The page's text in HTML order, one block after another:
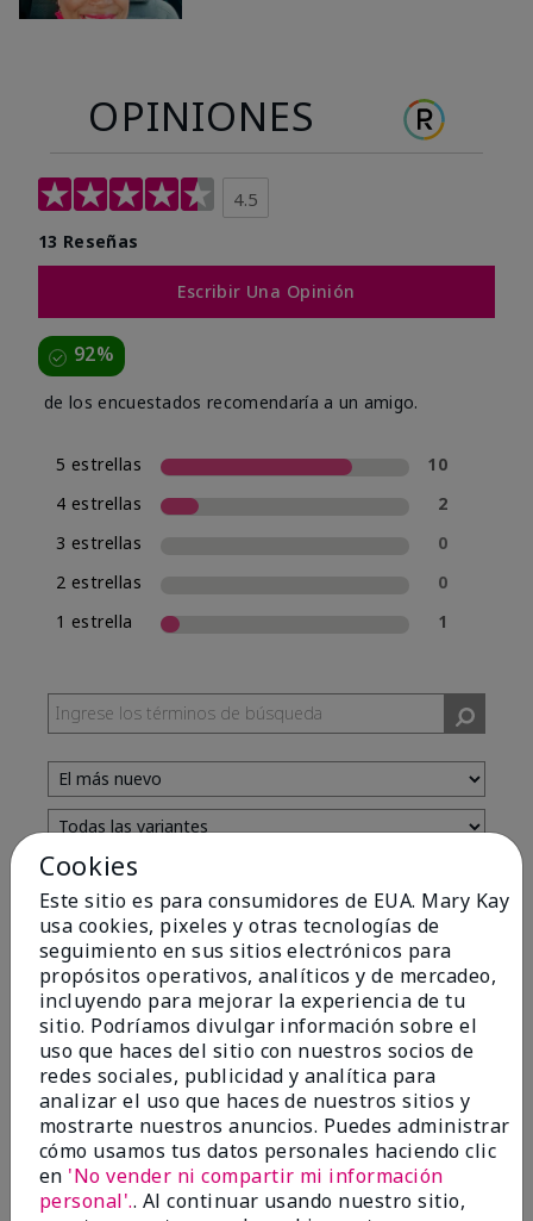
OPINIONES
4.5
13 Reseñas
Escribir Una Opinión
92%
de los encuestados recomendaría a un amigo.
5 estrellas
10
4 estrellas
2
3 estrellas
0
2 estrellas
0
1 estrella
1
Evaluado por 13 clientes
5
Yeh! I really works
EnviadoHace 4 meses
porChar
deDetroit, Mi
Evaluado en
marykay.com/en-us/
I ski all winter and since adding this to my progam
Cookies
Este sitio es para consumidores de EUA. Mary Kay
usa cookies, pixeles y otras tecnologías de
seguimiento en sus sitios electrónicos para
propósitos operativos, analíticos y de mercadeo,
incluyendo para mejorar la experiencia de tu
sitio. Podríamos divulgar información sobre el
uso que haces del sitio con nuestros socios de
redes sociales, publicidad y analítica para
analizar el uso que haces de nuestros sitios y
mostrarte nuestros anuncios. Puedes administrar
cómo usamos tus datos personales haciendo clic
en 'No vender ni compartir mi información
personal'.. Al continuar usando nuestro sitio,